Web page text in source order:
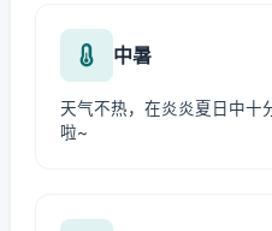
中暑
天气不热，在炎炎夏日中十
啦~